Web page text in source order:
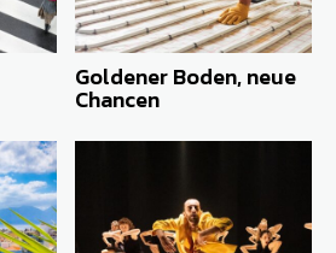
Goldener Boden, neue
Chancen